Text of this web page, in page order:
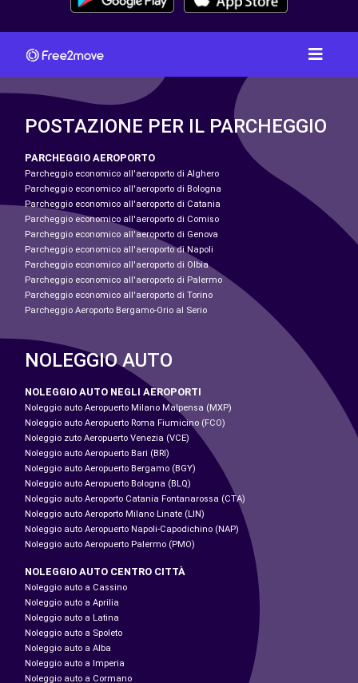
POSTAZIONE PER IL PARCHEGGIO
PARCHEGGIO AEROPORTO
Parcheggio economico all'aeroporto di Alghero
Parcheggio economico all'aeroporto di Bologna
Parcheggio economico all'aeroporto di Catania
Parcheggio economico all'aeroporto di Comiso
Parcheggio economico all'aeroporto di Genova
Parcheggio economico all'aeroporto di Napoli
Parcheggio economico all'aeroporto di Olbia
Parcheggio economico all'aeroporto di Palermo
Parcheggio economico all'aeroporto di Torino
Parcheggio Aeroporto Bergamo-Orio al Serio
NOLEGGIO AUTO
NOLEGGIO AUTO NEGLI AEROPORTI
Noleggio auto Aeropuerto Milano Malpensa (MXP)
Noleggio auto Aeropuerto Roma Fiumicino (FCO)
Noleggio zuto Aeropuerto Venezia (VCE)
Noleggio auto Aeropuerto Bari (BRI)
Noleggio auto Aeropuerto Bergamo (BGY)
Noleggio auto Aeropuerto Bologna (BLQ)
Noleggio auto Aeroporto Catania Fontanarossa (CTA)
Noleggio auto Aeroporto Milano Linate (LIN)
Noleggio auto Aeropuerto Napoli-Capodichino (NAP)
Noleggio auto Aeropuerto Palermo (PMO)
NOLEGGIO AUTO CENTRO CITTÀ
Noleggio auto a Cassino
Noleggio auto a Aprilia
Noleggio auto a Latina
Noleggio auto a Spoleto
Noleggio auto a Alba
Noleggio auto a Imperia
Noleggio auto a Cormano